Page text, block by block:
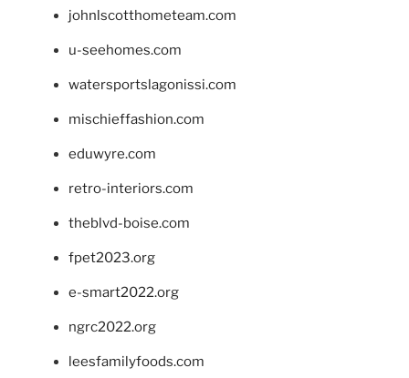
johnlscotthometeam.com
u-seehomes.com
watersportslagonissi.com
mischieffashion.com
eduwyre.com
retro-interiors.com
theblvd-boise.com
fpet2023.org
e-smart2022.org
ngrc2022.org
leesfamilyfoods.com